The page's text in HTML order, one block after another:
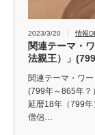
2023/3/20 情報
関連テーマ・
法親王）」
関連テーマ・ワ
(799年～865年？
延暦18年（799年
僧侶…